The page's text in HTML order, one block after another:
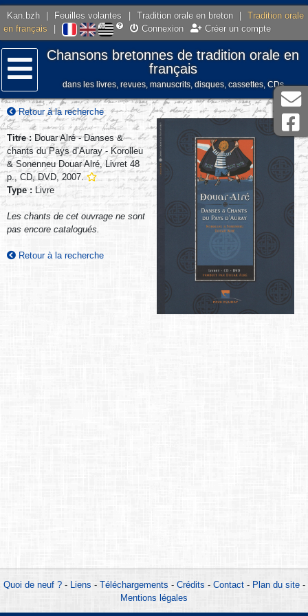
Kan.bzh Feuilles volantes Tradition orale en breton
Tradition orale
en français
Connexion Créer un compte
Menu
Chansons bretonnes de tradition orale en
français
dans les livres, revues, manuscrits, disques, cassettes, CDs
Retour à la recherche
Titre : Douar Alré - Danses &
chants du Pays d’Auray - Korolleu
& Sonenneu Douar Alré, Livret 48
p., CD, DVD, 2007.
Type : Livre
Les chants de cet ouvrage ne sont
pas encore catalogués.
Retour à la recherche
Quoi de neuf ?- Liens - Téléchargements - Crédits - Contact- Plan du site-
Mentions légales